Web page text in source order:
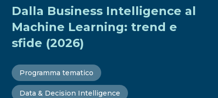
Dalla Business Intelligence al
Machine Learning: trend e
sfide (2026)
Programma tematico
Data & Decision Intelligence